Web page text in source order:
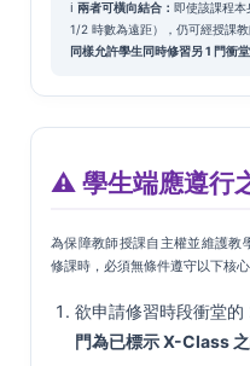
ℹ️ 兩者可橫向結合： 即使該課程本
1/2 時數為遠距），仍可經授課
同樣允許學生同時修習另 1 門衝
⚠️ 學生端應遵行
為保障教師授課自主權並維護教
修課時，必須無條件遵守以下核
欲申請修習時段衝堂的
門為已標示 X-Class